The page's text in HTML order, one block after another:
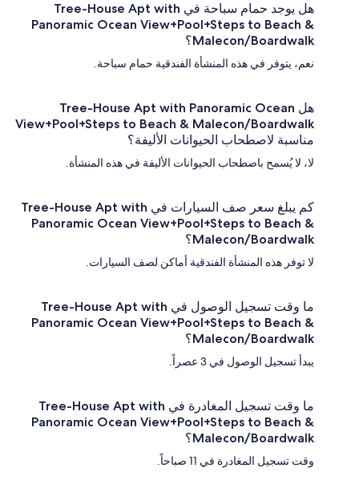
هل يوجد حمام سباحة في Tree-House Apt with
Panoramic Ocean View+Pool+Steps to Beach &
Malecon/Boardwalk؟
نعم، يتوفر في هذه المنشأة الفندقية حمام سباحة.
هل Tree-House Apt with Panoramic Ocean
View+Pool+Steps to Beach & Malecon/Boardwalk
مناسبة لاصطحاب الحيوانات الأليفة؟
لا، لا يُسمح باصطحاب الحيوانات الأليفة في هذه المنشأة.
كم يبلغ سعر صف السيارات في Tree-House Apt with
Panoramic Ocean View+Pool+Steps to Beach &
Malecon/Boardwalk؟
لا توفر هذه المنشأة الفندقية أماكن لصف السيارات.
ما وقت تسجيل الوصول في Tree-House Apt with
Panoramic Ocean View+Pool+Steps to Beach &
Malecon/Boardwalk؟
يبدأ تسجيل الوصول في 3 عصراً.
ما وقت تسجيل المغادرة في Tree-House Apt with
Panoramic Ocean View+Pool+Steps to Beach &
Malecon/Boardwalk؟
وقت تسجيل المغادرة في 11 صباحاً.